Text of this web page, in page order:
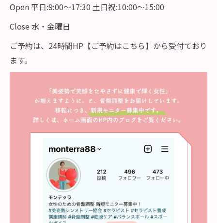
Open 平日:9:00〜17:30 土日祝:10:00〜15:00
Close 水・金曜日
ご予約は、24時間HP【ご予約はこちら】から受付ており
ます。